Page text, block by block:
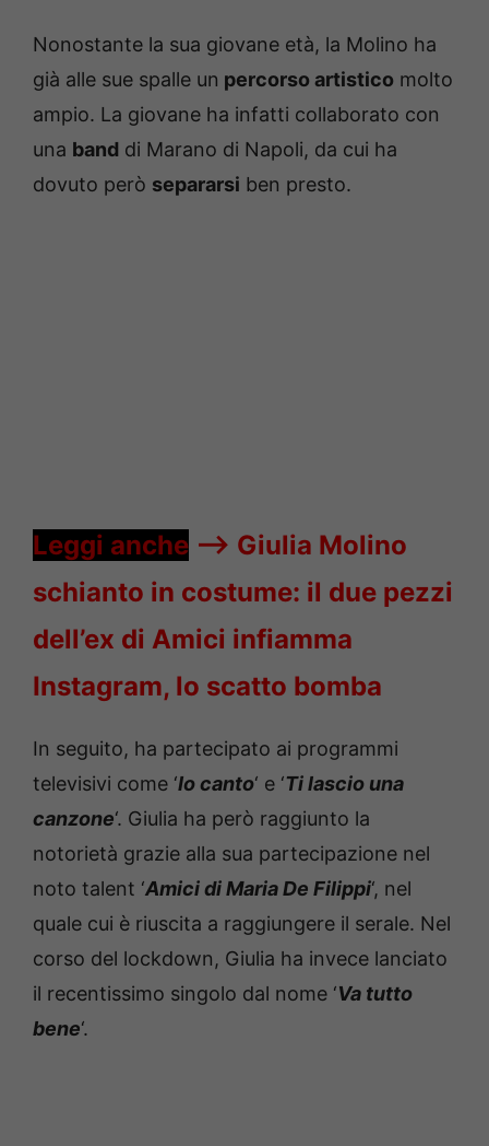
Nonostante la sua giovane età, la Molino ha
già alle sue spalle un percorso artistico molto
ampio. La giovane ha infatti collaborato con
una band di Marano di Napoli, da cui ha
dovuto però separarsi ben presto.
Leggi anche —-> Giulia Molino
schianto in costume: il due pezzi
dell’ex di Amici infiamma
Instagram, lo scatto bomba
In seguito, ha partecipato ai programmi
televisivi come ‘Io canto‘ e ‘Ti lascio una
canzone‘. Giulia ha però raggiunto la
notorietà grazie alla sua partecipazione nel
noto talent ‘Amici di Maria De Filippi‘, nel
quale cui è riuscita a raggiungere il serale. Nel
corso del lockdown, Giulia ha invece lanciato
il recentissimo singolo dal nome ‘Va tutto
bene‘.